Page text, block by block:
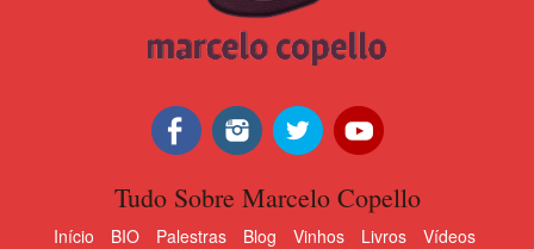
Tudo Sobre Marcelo Copello
Início BIO Palestras Blog Vinhos Livros
Vídeos